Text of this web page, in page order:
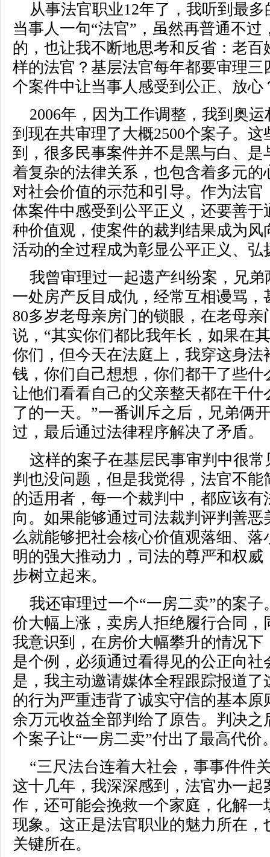
从事法官职业12年了，我听到最
当事人一句“法官”，虽然再普通不
的，也让我不断地思考和反省：老
样的法官？基层法官每年都要审理
个案件中让当事人感受到公正、放心
2006年，因为工作调整，我到奥
到现在共审理了大概2500个案子。
到，很多民事案件并不是黑与白、
着复杂的法律关系，也包含着多元
对社会价值的示范和引导。作为法
体案件中感受到公平正义，还要善
种价值观，使案件的裁判结果成为
活动的全过程成为彰显公平正义、弘
我曾审理过一起遗产纠纷案，兄
一处房产反目成仇，经常互相谩骂
80多岁老母亲房门的锁眼，在老母
说，“其实你们都比我年长，如果在
你们，但今天在法庭上，我穿这身
钱，你们自己想想，你们都干了些
让他们看看自己的父亲整天都在干什
了的一天。”一番训斥之后，兄弟俩
过，最后通过法律程序解决了矛盾。
这样的案子在基层民事审判中很
判也没问题，但是我觉得，法官不
的适用者，每一个裁判中，都应该
向。如果能够通过司法裁判评判善
么就能够把社会核心价值观落细、
明的强大推动力，司法的尊严和权
步树立起来。
我还审理过一个“一房二卖”的案
价大幅上涨，卖房人拒绝履行合同
我意识到，在房价大幅攀升的情况
是个例，必须通过看得见的公正向
是，我主动邀请媒体全程跟踪报道
的行为严重违背了诚实守信的基本原
余万元收益全部判给了原告。判决
个案子让“一房二卖”付出了最高代价
“三尺法台连着大社会，事事件件
这十几年，我深深感到，法官办一
作，还可能会挽救一个家庭，化解
现象。这正是法官职业的魅力所在
关键所在。